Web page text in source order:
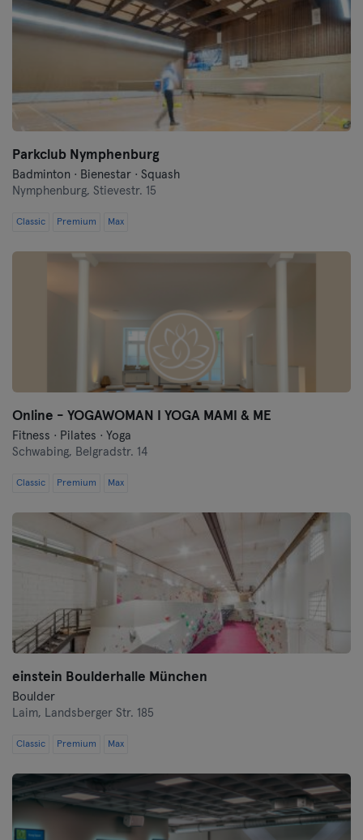
Parkclub Nymphenburg
Badminton · Bienestar · Squash
Nymphenburg, Stievestr. 15
Classic Premium Max
Online - YOGAWOMAN I YOGA MAMI & ME
Fitness · Pilates · Yoga
Schwabing, Belgradstr. 14
Classic Premium Max
einstein Boulderhalle München
Boulder
Laim, Landsberger Str. 185
Classic Premium Max